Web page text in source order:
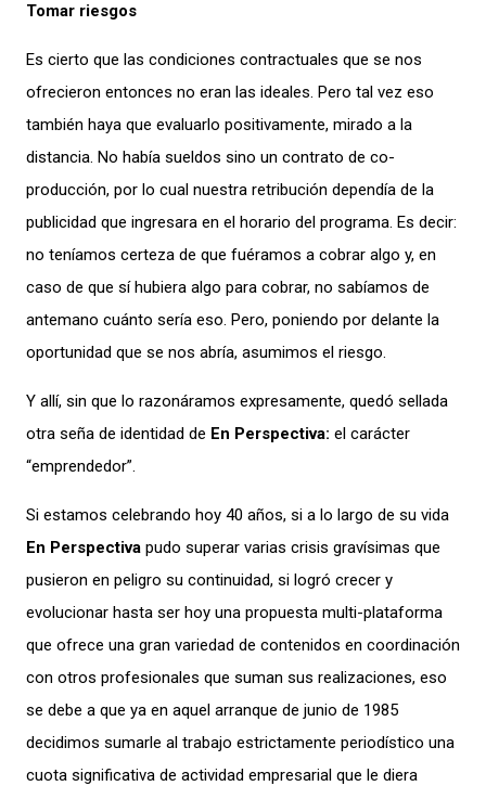
Tomar riesgos
Es cierto que las condiciones contractuales que se nos
ofrecieron entonces no eran las ideales. Pero tal vez eso
también haya que evaluarlo positivamente, mirado a la
distancia. No había sueldos sino un contrato de co-
producción, por lo cual nuestra retribución dependía de la
publicidad que ingresara en el horario del programa. Es decir:
no teníamos certeza de que fuéramos a cobrar algo y, en
caso de que sí hubiera algo para cobrar, no sabíamos de
antemano cuánto sería eso. Pero, poniendo por delante la
oportunidad que se nos abría, asumimos el riesgo.
Y allí, sin que lo razonáramos expresamente, quedó sellada
otra seña de identidad de En Perspectiva: el carácter
“emprendedor”.
Si estamos celebrando hoy 40 años, si a lo largo de su vida
En Perspectiva pudo superar varias crisis gravísimas que
pusieron en peligro su continuidad, si logró crecer y
evolucionar hasta ser hoy una propuesta multi-plataforma
que ofrece una gran variedad de contenidos en coordinación
con otros profesionales que suman sus realizaciones, eso
se debe a que ya en aquel arranque de junio de 1985
decidimos sumarle al trabajo estrictamente periodístico una
cuota significativa de actividad empresarial que le diera